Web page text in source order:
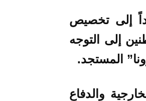
إلى تخصيص
إلى التوجه
المستجد.
والدفاع